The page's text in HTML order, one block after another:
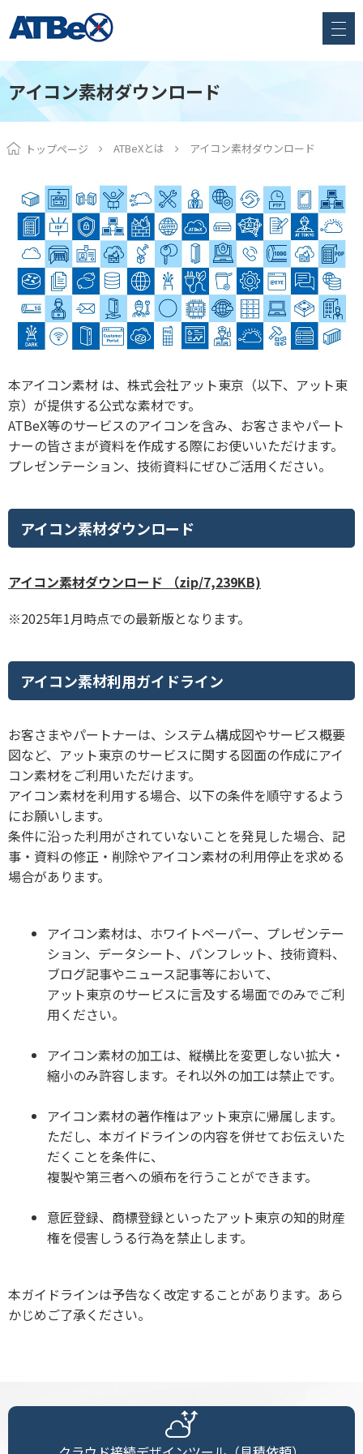
アイコン素材ダウンロード
トップページ ATBeXとは アイコン素材ダウンロード
本アイコン素材 は、株式会社アット東京（以下、アット東
京）が提供する公式な素材です。
ATBeX等のサービスのアイコンを含み、お客さまやパート
ナーの皆さまが資料を作成する際にお使いいただけます。
プレゼンテーション、技術資料にぜひご活用ください。
アイコン素材ダウンロード
アイコン素材ダウンロード （zip/7,239KB)
※2025年1月時点での最新版となります。
アイコン素材利用ガイドライン
お客さまやパートナーは、システム構成図やサービス概要
図など、アット東京のサービスに関する図面の作成にアイ
コン素材をご利用いただけます。
アイコン素材を利用する場合、以下の条件を順守するよう
にお願いします。
条件に沿った利用がされていないことを発見した場合、記
事・資料の修正・削除やアイコン素材の利用停止を求める
場合があります。
アイコン素材は、ホワイトペーパー、プレゼンテー
ション、データシート、パンフレット、技術資料、
ブログ記事やニュース記事等において、
アット東京のサービスに言及する場面でのみでご利
用ください。
アイコン素材の加工は、縦横比を変更しない拡大・
縮小のみ許容します。それ以外の加工は禁止です。
アイコン素材の著作権はアット東京に帰属します。
ただし、本ガイドラインの内容を併せてお伝えいた
だくことを条件に、
複製や第三者への頒布を行うことができます。
意匠登録、商標登録といったアット東京の知的財産
権を侵害しうる行為を禁止します。
本ガイドラインは予告なく改定することがあります。あら
かじめご了承ください。